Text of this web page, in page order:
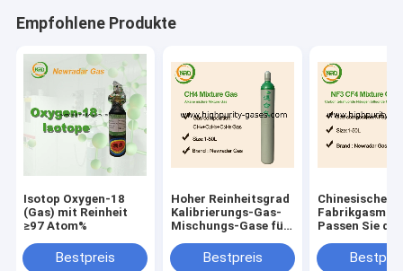
Empfohlene Produkte
Isotop Oxygen-18
(Gas) mit Reinheit
≥97 Atom%
Bestpreis
Hoher Reinheitsgrad
Kalibrierungs-Gas-
Mischungs-Gase für
Bestpreis
Chinesische
Passen Sie den